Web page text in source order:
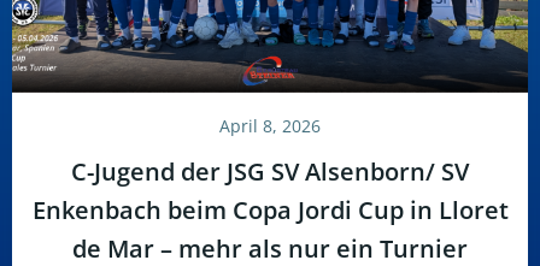
April 8, 2026
C-Jugend der JSG SV Alsenborn/ SV
Enkenbach beim Copa Jordi Cup in Lloret
de Mar – mehr als nur ein Turnier